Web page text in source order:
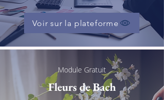
Voir sur la plateforme
Module Gratuit
Fleurs de Bach